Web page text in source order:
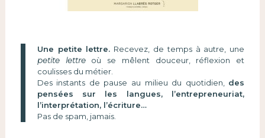
Une petite lettre. Recevez, de temps à autre, une
petite lettreoù se mêlent douceur, réflexion et
coulisses du métier.
Des instants de pause au milieu du quotidien, des
pensées sur les langues, l’entrepreneuriat,
l’interprétation, l’écriture…
Pas de spam, jamais.